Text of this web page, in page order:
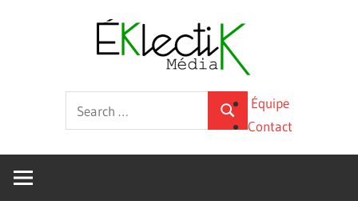
toutes
ses
for:
Search
Équipe
Contact